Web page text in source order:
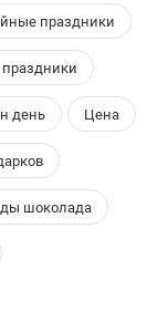
праздники
день Цена
шоколада